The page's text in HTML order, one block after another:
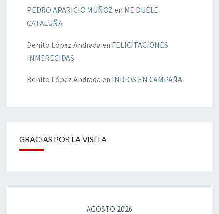
PEDRO APARICIO MUÑOZ en ME DUELE
CATALUÑA
Benito López Andrada en FELICITACIONES
INMERECIDAS
Benito López Andrada en INDIOS EN CAMPAÑA
GRACIAS POR LA VISITA
AGOSTO 2026